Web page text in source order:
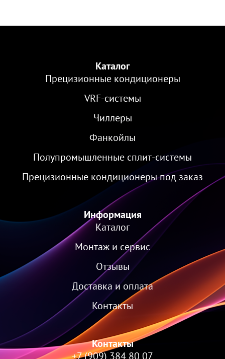
Каталог
Прецизионные кондиционеры
VRF-cистемы
Чиллеры
Фанкойлы
Полупромышленные сплит-системы
Прецизионные кондиционеры под заказ
Информация
Каталог
Монтаж и сервис
Отзывы
Доставка и оплата
Контакты
Контакты
+7 (909) 384 80 07